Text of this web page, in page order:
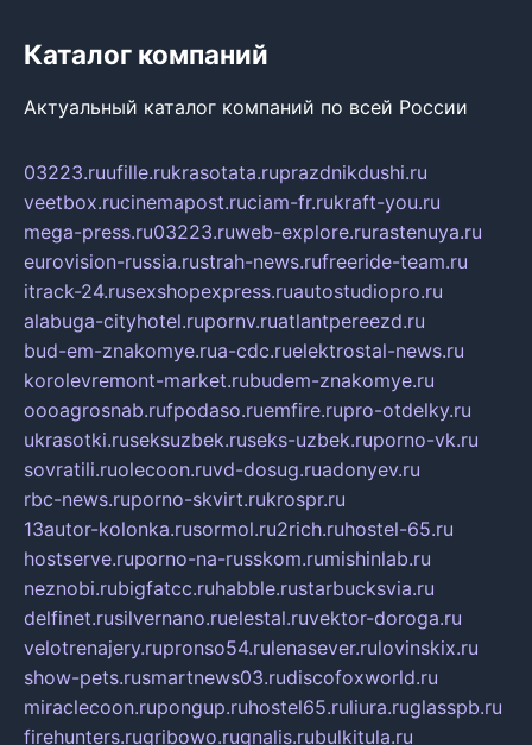
Каталог компаний
Актуальный каталог компаний по всей России
03223.ruufille.rukrasotata.ruprazdnikdushi.ru
veetbox.rucinemapost.ruciam-fr.rukraft-you.ru
mega-press.ru03223.ruweb-explore.rurastenuya.ru
eurovision-russia.rustrah-news.rufreeride-team.ru
itrack-24.rusexshopexpress.ruautostudiopro.ru
alabuga-cityhotel.rupornv.ruatlantpereezd.ru
bud-em-znakomye.rua-cdc.ruelektrostal-news.ru
korolevremont-market.rubudem-znakomye.ru
oooagrosnab.rufpodaso.ruemfire.rupro-otdelky.ru
ukrasotki.ruseksuzbek.ruseks-uzbek.ruporno-vk.ru
sovratili.ruolecoon.ruvd-dosug.ruadonyev.ru
rbc-news.ruporno-skvirt.rukrospr.ru
13autor-kolonka.rusormol.ru2rich.ruhostel-65.ru
hostserve.ruporno-na-russkom.rumishinlab.ru
neznobi.rubigfatcc.ruhabble.rustarbucksvia.ru
delfinet.rusilvernano.ruelestal.ruvektor-doroga.ru
velotrenajery.rupronso54.rulenasever.rulovinskix.ru
show-pets.rusmartnews03.rudiscofoxworld.ru
miraclecoon.rupongup.ruhostel65.ruliura.ruglasspb.ru
firehunters.rugribowo.rugnalis.rubulkitula.ru